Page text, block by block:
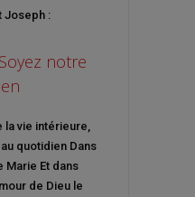
Joseph :
notre
vie intérieure,
quotidien Dans
Marie Et dans
de Dieu le